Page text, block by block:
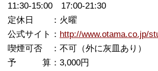
11:30-15:00 17:00-21:30
定休日 ：火曜
公式サイト： http://www.otama.co.jp/
喫煙可否 ：不可（外に灰皿あり）
予 算：3,000円